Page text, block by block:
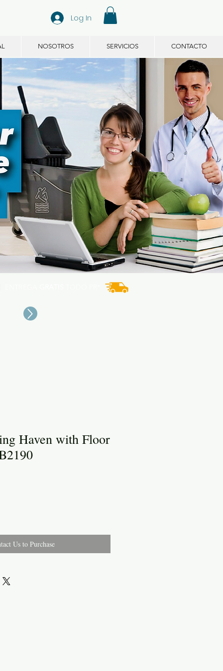
Log In
NOSOTROS SERVICIOS CONTACTO
Haven with Floor
Us to Purchase